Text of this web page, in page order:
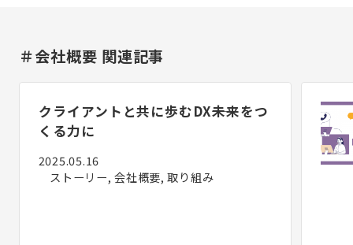
＃会社概要 関連記事
クライアントと共に歩むDX――未来をつ
くる力に
2025.05.16
ストーリー, 会社概要, 取り組み